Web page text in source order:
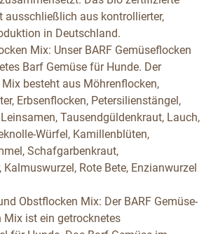
ausschließlich aus kontrollierter,
in Deutschland.
Mix: Unser BARF Gemüseflocken
Barf Gemüse für Hunde. Der
besteht aus Möhrenflocken,
Erbsenflocken, Petersilienstängel,
Tausendgüldenkraut, Lauch,
Würfel, Kamillenblüten,
Schafgarbenkraut,
Kalmuswurzel, Rote Bete, Enzianwurzel
Obstflocken Mix: Der BARF Gemüse-
Mix ist ein getrocknetes